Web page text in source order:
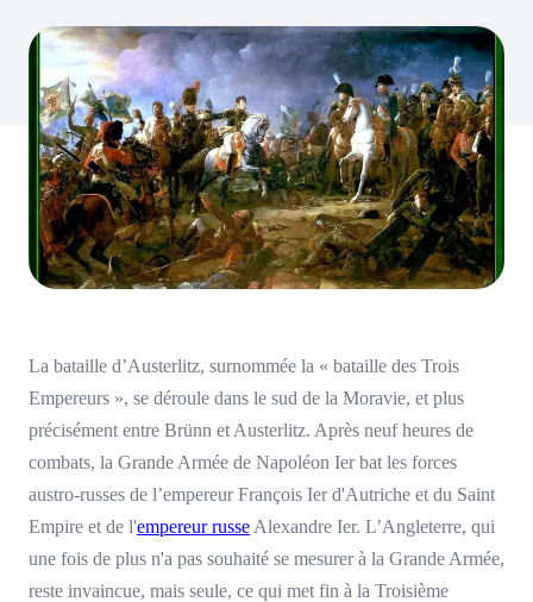
La bataille d’Austerlitz, surnommée la « bataille des Trois
Empereurs », se déroule dans le sud de la Moravie, et plus
précisément entre Brünn et Austerlitz. Après neuf heures de
combats, la Grande Armée de Napoléon Ier bat les forces
austro-russes de l’empereur François Ier d'Autriche et du Saint
Empire et de l'empereur russe Alexandre Ier. L’Angleterre, qui
une fois de plus n'a pas souhaité se mesurer à la Grande Armée,
reste invaincue, mais seule, ce qui met fin à la Troisième